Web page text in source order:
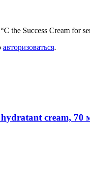
the Success Cream for
авторизоваться.
cream, 70